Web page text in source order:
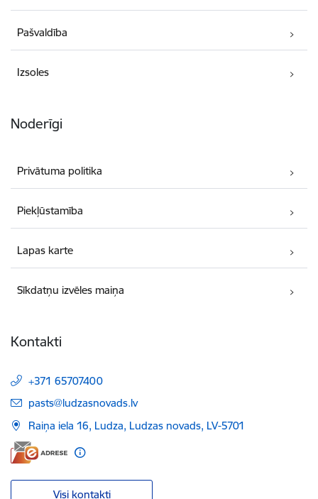
Pašvaldība
Izsoles
Noderīgi
Privātuma politika
Piekļūstamība
Lapas karte
Sīkdatņu izvēles maiņa
Kontakti
+371 65707400
E-pasts:
pasts@ludzasnovads.lv
Raiņa iela 16, Ludza, Ludzas novads, LV-5701
Visi kontakti